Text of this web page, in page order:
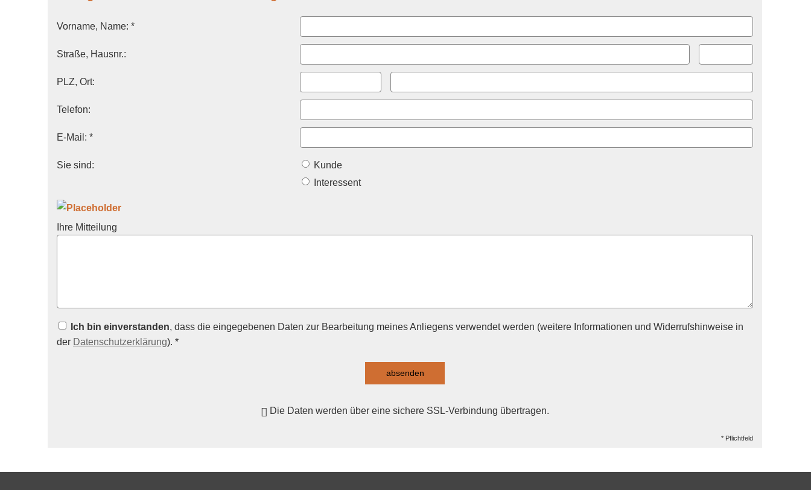
Vorname, Name: *
Straße, Hausnr.:
PLZ, Ort:
Telefon:
E-Mail: *
Sie sind:
Kunde
Interessent
Ihre Mitteilung
Ich bin einverstanden, dass die eingegebenen Daten zur Bearbeitung meines Anliegens verwendet werden (weitere Informationen und Widerrufshinweise in
der Datenschutzerklärung). *
absenden
Die Daten werden über eine sichere SSL-Verbindung übertragen.
* Pflichtfeld